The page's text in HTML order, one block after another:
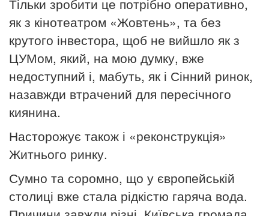
як з кінотеатром «Жовтень», та без
крутого інвестора, щоб не вийшло як з
ЦУМом, який, на мою думку, вже
недоступний і, мабуть, як і Сінний ринок,
назавжди втрачений для пересічного
киянина.
Насторожує також і «реконструкція»
Житнього ринку.
Сумно та соромно, що у європейській
столиці вже стала рідкістю гаряча вода.